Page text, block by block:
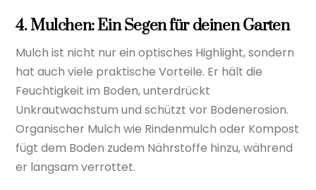
4. Mulchen: Ein Segen für deinen Garten
Mulch ist nicht nur ein optisches Highlight, sondern
hat auch viele praktische Vorteile. Er hält die
Feuchtigkeit im Boden, unterdrückt
Unkrautwachstum und schützt vor Bodenerosion.
Organischer Mulch wie Rindenmulch oder Kompost
fügt dem Boden zudem Nährstoffe hinzu, während
er langsam verrottet.